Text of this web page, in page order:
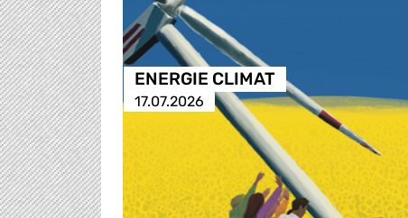
ENERGIE CLIMAT
17.07.2026